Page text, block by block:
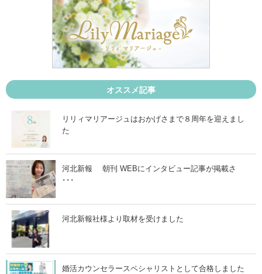
】
お
勧
め
の
男
性
・
性
た
婚
タ
ー
ト
た
生
い
生
告
」
オススメ記事
リリィマリアージュはおかげさまで８周年を迎えまし
た
河北新報 朝刊 WEBにインタビュー記事が掲載さ
･･･
河北新報社様より取材を受けました
婚活カウンセラースペシャリストとして合格しました